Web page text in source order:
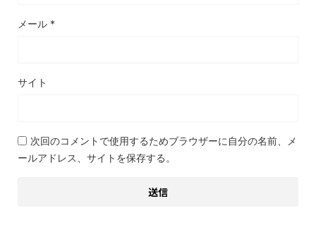
メール *
サイト
次回のコメントで使用するためブラウザーに自分の名前、メ
ールアドレス、サイトを保存する。